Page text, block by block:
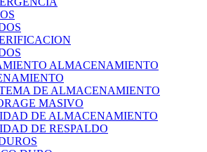
ALMACENAMIENTO
DE ALMACENAMIENTO
MASIVO
DE ALMACENAMIENTO
DE RESPALDO